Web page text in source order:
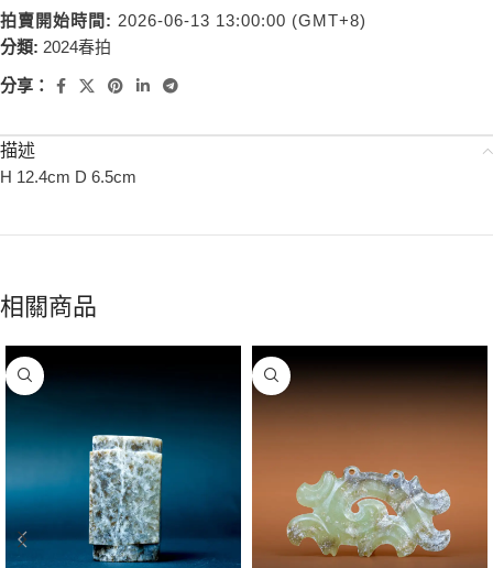
拍賣開始時間: 2026-06-13 13:00:00 (GMT+8)
分類: 2024春拍
分享：
描述
H 12.4cm D 6.5cm
相關商品